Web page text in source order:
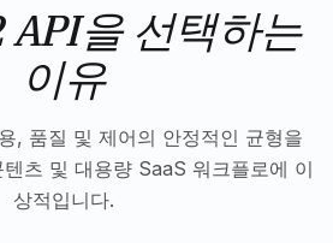
을 선택하는
이유
, 품질 및 제어의 안정적인 균형을
츠 및 대용량 SaaS 워크플로에 이
상적입니다.